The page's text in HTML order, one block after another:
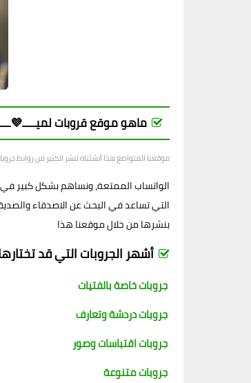
ماهو موقع قروبات
موقعنا المتواضع هذا أنشئناه لنشر الكثير من روابط
الواتساب الممتعة، ونساهم بشكل كبير
التي تساعد في البحث عن الاصدقاء
بنشرها من خلال موقعنا هذا
أشهر الجروبات التي قد
جروبات خاصة بالفتيات
جروبات دردشة وتعارف
جروبات اقتباسات وصور
جروبات متنوعة